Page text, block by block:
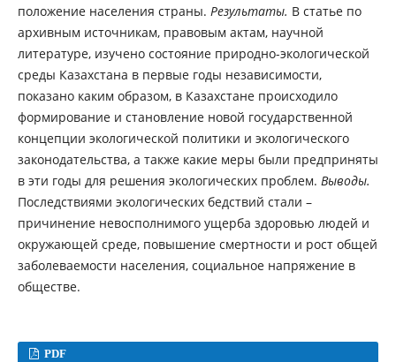
положение населения страны. Результаты. В статье по
архивным источникам, правовым актам, научной
литературе, изучено состояние природно-экологической
среды Казахстана в первые годы независимости,
показано каким образом, в Казахстане происходило
формирование и становление новой государственной
концепции экологической политики и экологического
законодательства, а также какие меры были предприняты
в эти годы для решения экологических проблем. Выводы.
Последствиями экологических бедствий стали –
причинение невосполнимого ущерба здоровью людей и
окружающей среде, повышение смертности и рост общей
заболеваемости населения, социальное напряжение в
обществе.
PDF